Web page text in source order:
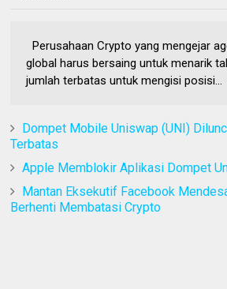
Perusahaan Crypto yang mengejar
global harus bersaing untuk menarik
jumlah terbatas untuk mengisi posisi...
Dompet Mobile Uniswap (UNI)
Terbatas
Apple Memblokir Aplikasi Dompet
Mantan Eksekutif Facebook
Berhenti Membatasi Crypto